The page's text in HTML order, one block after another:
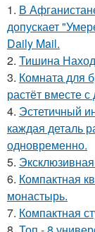
1. В
допускает
Daily Mail.
2. Тишина
3. Комната для
растёт вместе с
4. Эстетичный
каждая деталь
одновременно.
5.
6. Компактная
монастырь.
7. Компактная